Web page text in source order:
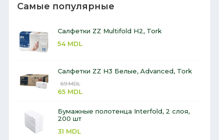
Самые популярные
Салфетки ZZ Multifold H2, Tork
54 MDL
Салфетки ZZ H3 Белые, Advanced, Tork
69MDL
65 MDL
Бумажные полотенца Interfold, 2 слоя,
200 шт
31 MDL